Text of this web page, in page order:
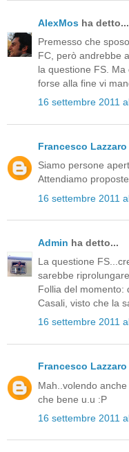
AlexMos ha detto...
Premesso che
FC, però andrebbe
la questione FS.
forse alla fine vi
16 settembre 2011
Francesco Lazzaro
Siamo persone
Attendiamo
16 settembre 2011
Admin ha detto...
La questione
sarebbe
Follia del momento:
Casali, visto che la
16 settembre 2011
Francesco Lazzaro
Mah..volendo
che bene u.u :P
16 settembre 2011